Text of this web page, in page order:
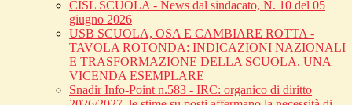
CISL SCUOLA - News dal sindacato, N. 10 del 05
giugno 2026
USB SCUOLA, OSA E CAMBIARE ROTTA -
TAVOLA ROTONDA: INDICAZIONI NAZIONALI
E TRASFORMAZIONE DELLA SCUOLA. UNA
VICENDA ESEMPLARE
Snadir Info-Point n.583 - IRC: organico di diritto